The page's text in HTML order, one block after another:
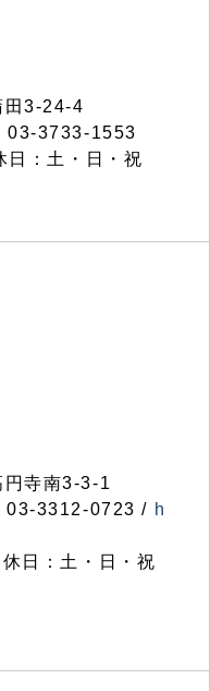
3-24-4
03-3733-1553
：土・日・祝
寺南3-3-1
03-3312-0723 / h
日：土・日・祝